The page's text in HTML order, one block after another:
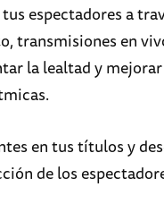
espectadores a
transmisiones en
la lealtad y
en tus títulos y
de los